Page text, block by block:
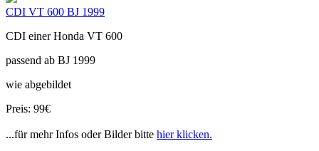
CDI VT 600 BJ 1999
CDI einer Honda VT 600
passend ab BJ 1999
wie abgebildet
Preis: 99€
...für mehr Infos oder Bilder bitte hier klicken.